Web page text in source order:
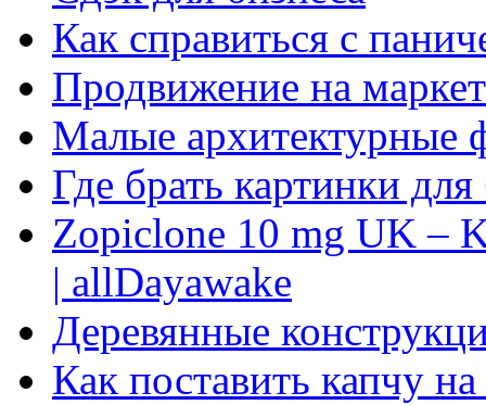
Как справиться с
Продвижение на
Малые архитектурные
Где брать картинки
Zopiclone 10 mg UK –
| allDayawake
Деревянные
Как поставить капчу